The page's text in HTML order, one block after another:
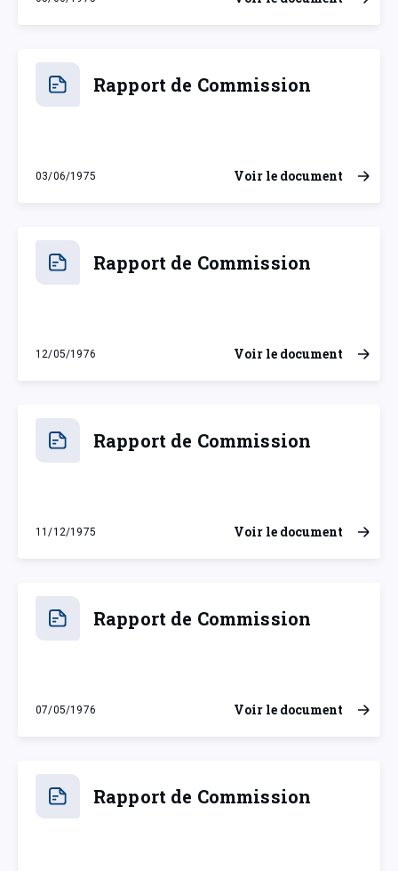
jeudi 5 juin 1975
Rapport de Commission
03/06/1975
mardi 3 juin 1975
Voir le document
Rapport de Commission
12/05/1976
mercredi 12 mai 1976
Voir le document
Rapport de Commission
11/12/1975
jeudi 11 décembre 1975
Voir le document
Rapport de Commission
07/05/1976
vendredi 7 mai 1976
Voir le document
Rapport de Commission